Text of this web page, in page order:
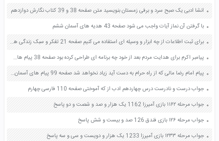
انشا ادبی یک صبح سرد و برفی زمستان بنویسید متن صفحه 38 و 39 کتاب نگارش دوازدهم
با گرفتن آن نماز آیات واجب می شود صفحه 43 هدیه های آسمان ششم
برای ثبت اطلاعات از چه ابزار و وسیله ای استفاده می کنیم صفحه 21 تفکر و سبک زندگی هفتم
پیامبر اکرم برای هدایت مردم بعد از خود چه برنامه ای طراحی کرده بود صفحه 38 پیام های آسمان هشتم
پیام امام رضا مالی که از راه حرام به دست آید زیاد نخواهد شد صفحه 99 پیام های آسمان هشتم
جواب درست و نادرست درس چهاردهم ادب از که آموختی صفحه 110 فارسی چهارم
جواب مرحله ۱۱۶۲ بازی آمیرزا 1162 یک هزار و صد و شصت و دو پاسخ
جواب مرحله ۱۲۶ بازی فندق 126 صد و بیست و شش پاسخ
جواب مرحله ۱۲۳۳ بازی آمیرزا 1233 یک هزار و دویست و سی و سه پاسخ